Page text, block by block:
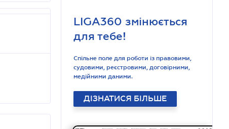
LIGA360 змінюється
для тебе!
Спільне поле для роботи із правовими,
судовими, реєстровими, договірними,
медійними даними.
ДІЗНАТИСЯ БІЛЬШЕ